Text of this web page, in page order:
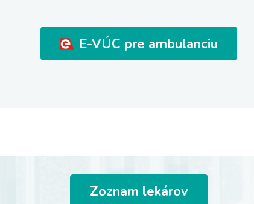
E-VÚC pre ambulanciu
Zoznam lekárov